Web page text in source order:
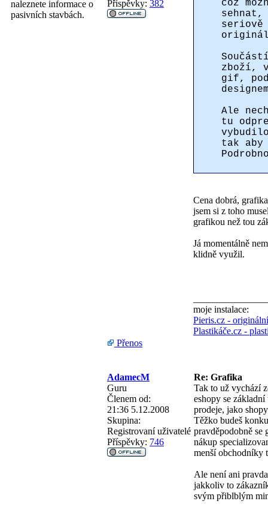
naleznete informace o
pasivních stavbách.
Příspěvky: 382
což
sehnat,
seriově
zboží,
gif,
Ale
tu
tak aby
Cena dobrá,
jsem si z toho
grafikou než tou
Já momentálně
klidně využil.
moje instalace:
Pieris.cz -
Plastikáče.cz -
Přenos
AdamecM
Re: Grafika
Guru
Členem od:
21:36 5.12.2008
Skupina:
Registrovaní uživatelé
Příspěvky: 746
Tak to už vychází
eshopy se
prodeje, jako
Těžko budeš
pravděpodobně se
nákup
menší obchodníky
Ale není ani
jakkoliv to
svým přiblblým